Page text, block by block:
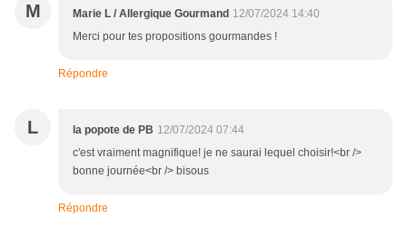
M Marie L / Allergique Gourmand 12/07/2024 14:40
Merci pour tes propositions gourmandes !
Répondre
L la popote de PB 12/07/2024 07:44
c'est vraiment magnifique! je ne saurai lequel choisir!<br />
bonne journée<br /> bisous
Répondre